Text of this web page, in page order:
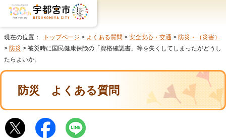
現在の位置： トップページ > よくある質問 > 安全安心・交通 > 防災・（災害）
> 防災 > 被災時に国民健康保険の「資格確認書」等を失くしてしまったがどうし
たらよいか。
防災 よくある質問